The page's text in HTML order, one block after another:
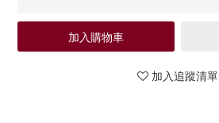
加入購物車
加入追蹤清單